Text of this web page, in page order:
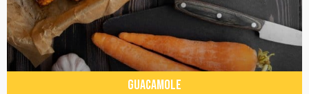
GUACAMOLE